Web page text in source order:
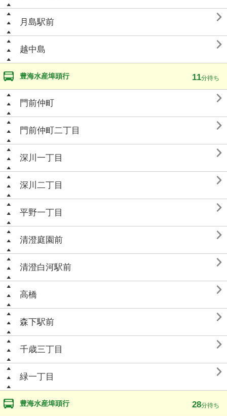
月島駅前 
越中島 
豊海水産埠頭行 11分待ち
門前仲町 
門前仲町二丁目 
深川一丁目 
深川二丁目 
平野一丁目 
清澄庭園前 
清澄白河駅前 
高橋 
森下駅前 
千歳三丁目 
緑一丁目 
豊海水産埠頭行 28分待ち